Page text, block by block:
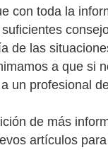
con toda la
de las
a que si
un profesional
de más
artículos